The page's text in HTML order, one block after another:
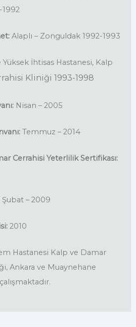
1992
Alaplı – Zonguldak 1992-1993
İhtisas Hastanesi, Kalp
Kliniği 1993-1998
Nisan – 2005
Temmuz – 2014
Cerrahisi Yeterlilik Sertifikası:
Şubat – 2009
2010
Hastanesi Kalp ve Damar
Ankara ve Muaynehane